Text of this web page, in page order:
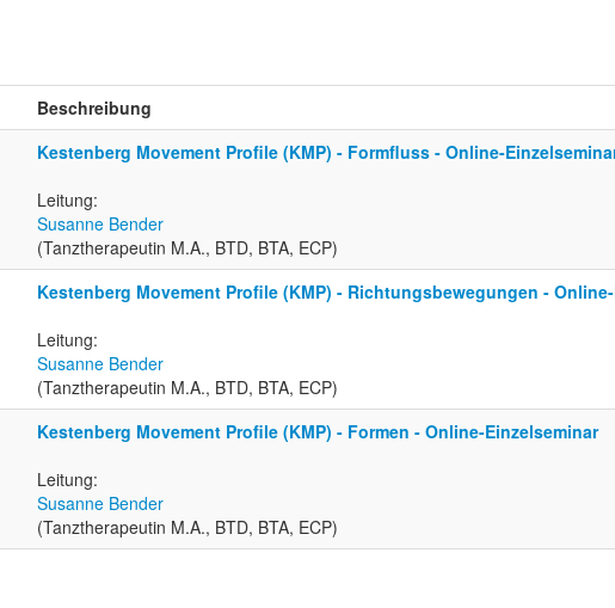
Beschreibung
Kestenberg Movement Profile (KMP) - Formfluss - Online-
Leitung:
Susanne Bender
(Tanztherapeutin M.A., BTD, BTA, ECP)
Kestenberg Movement Profile (KMP) - Richtungsbewegungen -
Leitung:
Susanne Bender
(Tanztherapeutin M.A., BTD, BTA, ECP)
Kestenberg Movement Profile (KMP) - Formen - Online-Einzelseminar
Leitung:
Susanne Bender
(Tanztherapeutin M.A., BTD, BTA, ECP)